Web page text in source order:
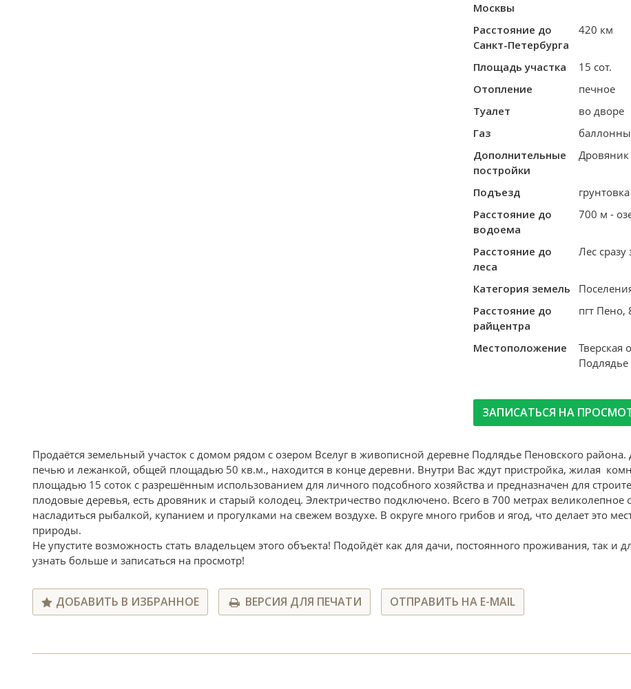
Москвы
Расстояние до
Санкт-Петербурга
420 км
Площадь участка
15 сот.
Отопление
печное
Туалет
во дворе
Газ
Дополнительные
постройки
Дровяник
Подъезд
грунтовка
Расстояние до
водоема
700 м -
Расстояние до
леса
Лес сразу
Категория земель
Расстояние до
райцентра
пгт Пено,
Местоположение
Тверская
Подлядье
ЗАПИСАТЬСЯ НА
Продаётся земельный участок с домом рядом с озером Вселуг в живописной деревне Подлядье Пеновского
печью и лежанкой, общей площадью 50 кв.м., находится в конце деревни. Внутри Вас ждут пристройка, жилая
площадью 15 соток с разрешённым использованием для личного подсобного хозяйства и предназначен для
плодовые деревья, есть дровяник и старый колодец. Электричество подключено. Всего в 700 метрах великолепное
насладиться рыбалкой, купанием и прогулками на свежем воздухе. В округе много грибов и ягод, что делает это
природы.
Не упустите возможность стать владельцем этого объекта! Подойдёт как для дачи, постоянного проживания, так и
узнать больше и записаться на просмотр!
ДОБАВИТЬ В ИЗБРАННОЕ ВЕРСИЯ ДЛЯ ПЕЧАТИ ОТПРАВИТЬ НА E-MAIL